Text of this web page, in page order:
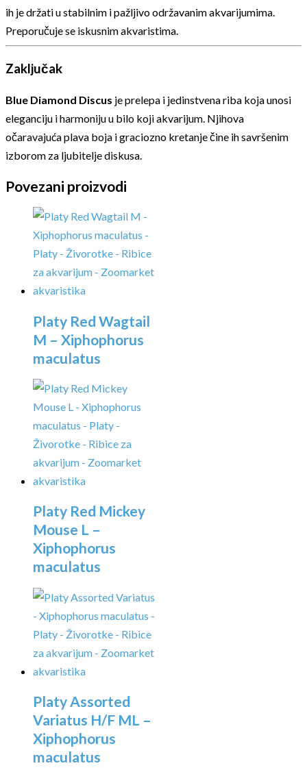
ih je držati u stabilnim i pažljivo održavanim akvarijumima.
Preporučuje se iskusnim akvaristima.
Zaključak
Blue Diamond Discus je prelepa i jedinstvena riba koja unosi
eleganciju i harmoniju u bilo koji akvarijum. Njihova
očaravajuća plava boja i graciozno kretanje čine ih savršenim
izborom za ljubitelje diskusa.
Povezani proizvodi
Platy Red Wagtail
M – Xiphophorus
maculatus
Platy Red Mickey
Mouse L –
Xiphophorus
maculatus
Platy Assorted
Variatus H/F ML –
Xiphophorus
maculatus